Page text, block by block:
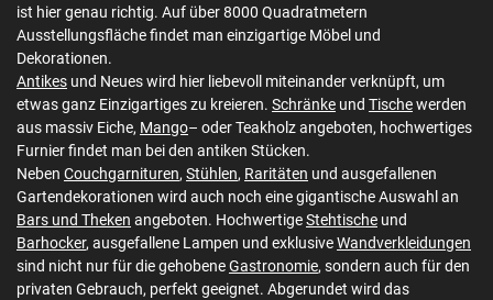
ist hier genau richtig. Auf über 8000 Quadratmetern
Ausstellungsfläche findet man einzigartige Möbel und
Dekorationen.
Antikes und Neues wird hier liebevoll miteinander verknüpft, um
etwas ganz Einzigartiges zu kreieren. Schränke und Tischewerden
aus massiv Eiche, Mango– oder Teakholz angeboten, hochwertiges
Furnier findet man bei den antiken Stücken.
Neben Couchgarnituren, Stühlen, Raritäten und ausgefallenen
Gartendekorationen wird auch noch eine gigantische Auswahl an
Bars und Theken angeboten. HochwertigeStehtische und
Barhocker, ausgefallene Lampen und exklusiveWandverkleidungen
sind nicht nur für die gehobeneGastronomie, sondern auch für den
privaten Gebrauch, perfekt geeignet. Abgerundet wird das